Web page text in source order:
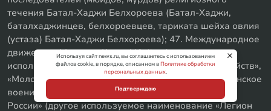
течения Батал-Хаджи Белхороева (Батал-Хаджи,
баталхаджинцев, белхороевцев, тариката шейха овлия
(устаза) Батал-Хаджи Белхороева); 47. Международное
движение «Маньяки Культ Убийц» (другие
используемые наименования «Маньяки Культ Убийств»,
«Молодёжь Которая Улыбается», М.К.У.); 48. Украинское
военизированное объединение Легион «Свобода
России» (другое используемое наименование «Легион
Используя сайт news.ru, вы соглашаетесь с использованием
файлов cookie, в порядке, описанном вПолитике обработки
персональных данных.
Подтверждаю